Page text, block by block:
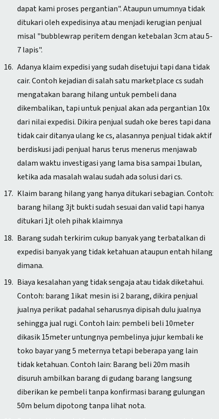
dapat kami proses pergantian". Ataupun umumnya tidak
ditukari oleh expedisinya atau menjadi kerugian penjual
misal "bubblewrap peritem dengan ketebalan 3cm atau 5-
7 lapis".
Adanya klaim expedisi yang sudah disetujui tapi dana tidak
cair. Contoh kejadian di salah satu marketplace cs sudah
mengatakan barang hilang untuk pembeli dana
dikembalikan, tapi untuk penjual akan ada pergantian 10x
dari nilai expedisi. Dikira penjual sudah oke beres tapi dana
tidak cair ditanya ulang ke cs, alasannya penjual tidak aktif
berdiskusi jadi penjual harus terus menerus menjawab
dalam waktu investigasi yang lama bisa sampai 1bulan,
ketika ada masalah walau sudah ada solusi dari cs.
Klaim barang hilang yang hanya ditukari sebagian. Contoh:
barang hilang 3jt bukti sudah sesuai dan valid tapi hanya
ditukari 1jt oleh pihak klaimnya
Barang sudah terkirim cukup banyak yang terbatalkan di
expedisi banyak yang tidak ketahuan ataupun entah hilang
dimana.
Biaya kesalahan yang tidak sengaja atau tidak diketahui.
Contoh: barang 1ikat mesin isi 2 barang, dikira penjual
jualnya perikat padahal seharusnya dipisah dulu jualnya
sehingga jual rugi. Contoh lain: pembeli beli 10meter
dikasik 15meter untungnya pembelinya jujur kembali ke
toko bayar yang 5 meternya tetapi beberapa yang lain
tidak ketahuan. Contoh lain: Barang beli 20m masih
disuruh ambilkan barang di gudang barang langsung
diberikan ke pembeli tanpa konfirmasi barang gulungan
50m belum dipotong tanpa lihat nota.